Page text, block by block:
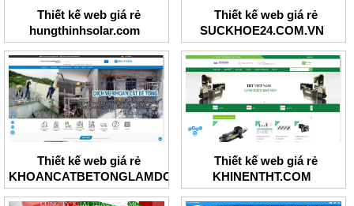
Thiết kế web giá rẻ
hungthinhsolar.com
Thiết kế web giá rẻ
SUCKHOE24.COM.VN
Thiết kế web giá rẻ
KHOANCATBETONGLAMDONG
Thiết kế web giá rẻ
KHINENTHT.COM